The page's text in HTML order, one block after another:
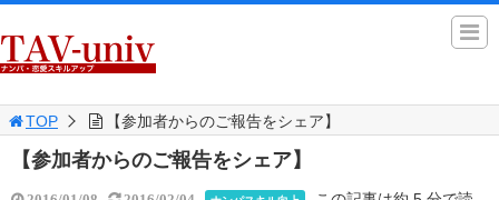
TOP 【参加者からのご報告をシェア】
【参加者からのご報告をシェア】